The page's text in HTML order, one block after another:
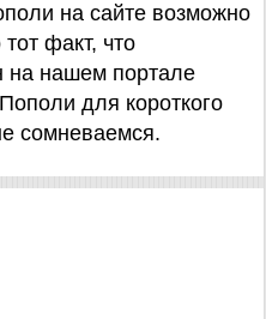
на сайте возможно
факт, что
на нашем портале
для короткого
сомневаемся.